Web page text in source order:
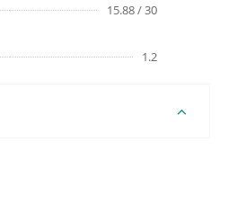
15.88 / 30
1.2